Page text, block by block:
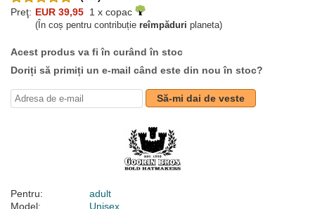
Preţ: EUR 39,95 1 x copac
(În coș pentru contribuție reîmpăduri planeta)
Acest produs va fi în curând în stoc
Doriți să primiți un e-mail când este din nou în stoc?
Să-mi dai de veste
Pentru:
adult
Model:
Unisex